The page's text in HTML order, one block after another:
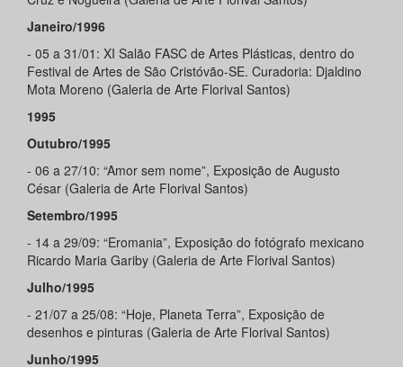
Janeiro/1996
- 05 a 31/01: XI Salão FASC de Artes Plásticas, dentro do
Festival de Artes de São Cristóvão-SE. Curadoria: Djaldino
Mota Moreno (Galeria de Arte Florival Santos)
1995
Outubro/1995
- 06 a 27/10: “Amor sem nome”, Exposição de Augusto
César (Galeria de Arte Florival Santos)
Setembro/1995
- 14 a 29/09: “Eromania”, Exposição do fotógrafo mexicano
Ricardo Maria Gariby (Galeria de Arte Florival Santos)
Julho/1995
- 21/07 a 25/08: “Hoje, Planeta Terra”, Exposição de
desenhos e pinturas (Galeria de Arte Florival Santos)
Junho/1995